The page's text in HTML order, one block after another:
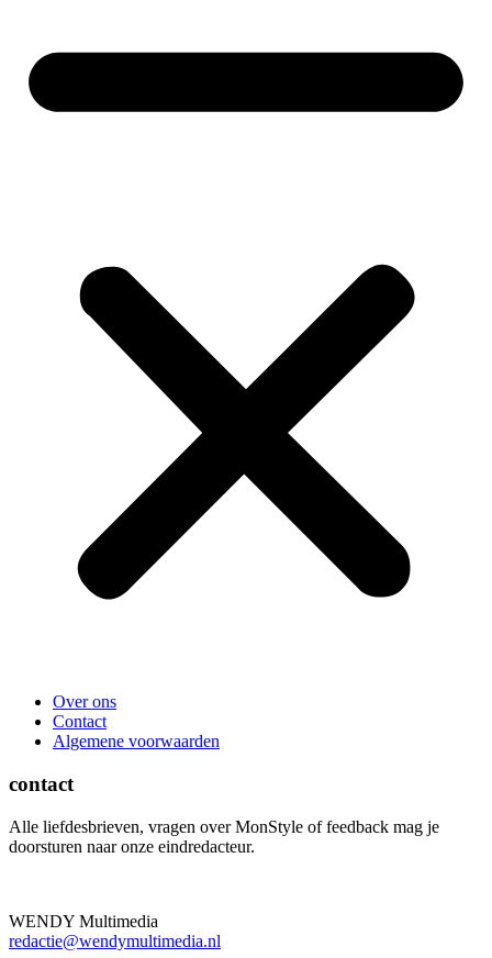
Over ons
Contact
Algemene voorwaarden
contact
Alle liefdesbrieven, vragen over MonStyle of feedback mag je
doorsturen naar onze eindredacteur.
WENDY Multimedia
redactie@wendymultimedia.nl